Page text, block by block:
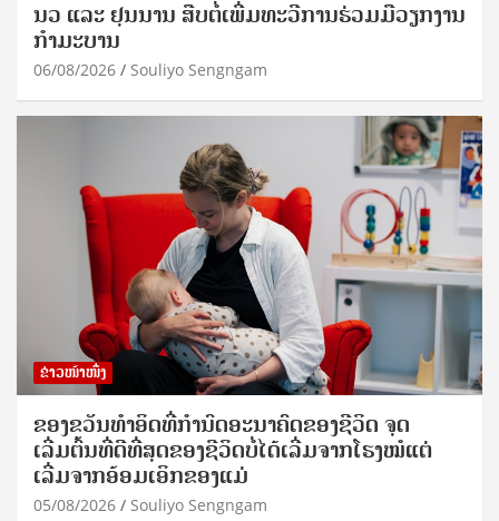
ນວ ແລະ ຢຸນນານ ສືບຕໍ່ເພີ່ມທະວີການຮ່ວມມືວຽກງານ
ກຳມະບານ
06/08/2026 Souliyo Sengngam
ຂ່າວໜ້າໜຶ່ງ
ຂອງຂວັນທໍາອິດທີ່ກໍານົດອະນາຄົດຂອງຊີວິດ ຈຸດ
ເລີ່ມຕົ້ນທີ່ດີທີ່ສຸດຂອງຊີວິດບໍ່ໄດ້ເລີ່ມຈາກໂຮງໝໍແຕ່
ເລີ່ມຈາກອ້ອມເອິກຂອງແມ່
05/08/2026 Souliyo Sengngam